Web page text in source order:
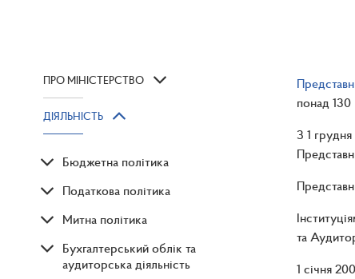
ПРО МІНІСТЕРСТВО
ДІЯЛЬНІСТЬ
Бюджетна політика
Податкова політика
Митна політика
Бухгалтерський облік та
аудиторська діяльність
понад 130
З 1
та
1 січня